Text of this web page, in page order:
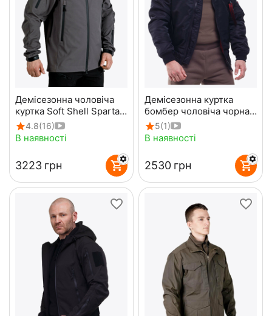
Демісезонна чоловіча
куртка Soft Shell Spartan
Gray
4.8(16)
В наявності
‍3223‍ грн
Демісезонна куртка
бомбер чоловіча чорна
5(1)
В наявності
‍2530‍ грн